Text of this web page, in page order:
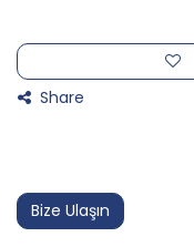
Share
Bize Ulaşın